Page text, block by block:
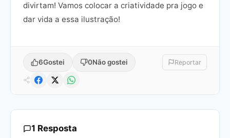
divirtam! Vamos colocar a criatividade pra jogo e
dar vida a essa ilustração!
6Gostei 0Não gostei Reportar
1 Resposta